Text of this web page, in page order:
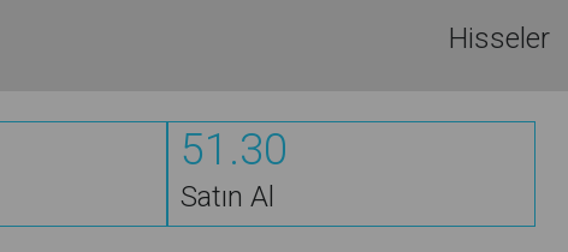
Hisseler
51.30
Satın Al